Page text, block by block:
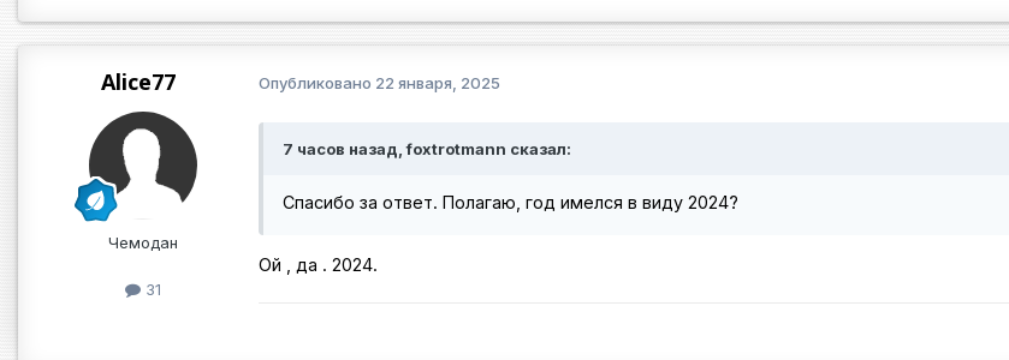
Alice77
Чемодан
31
Опубликовано 22 января, 2025
7 часов назад, foxtrotmann сказал:
Спасибо за ответ. Полагаю, год имелся в виду 2024?
Ой , да . 2024.